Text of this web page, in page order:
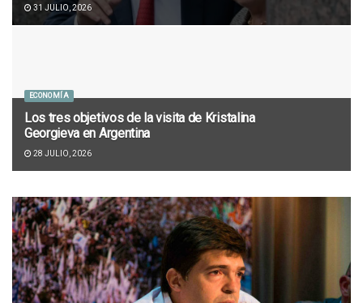
31 JULIO, 2026
ECONOMÍA
Los tres objetivos de la visita de Kristalina
Georgieva en Argentina
28 JULIO, 2026